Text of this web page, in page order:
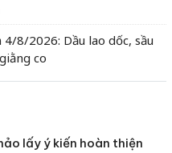
8/2026: Dầu lao dốc, sầu
co
lấy ý kiến hoàn thiện